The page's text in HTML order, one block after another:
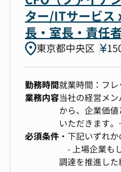
1件選択
年収
選択中の条件 すべてク
CFO（ファイナンス
1000万円以上〜上限
ター/ITサービス
長・室長・責任
東京都中央区
勤務時間就業時間：フ
業務内容当社の経営メ
から、企業価
いただきます。
（具体的な業務
必須条件 ・下記いずれ
- 上場企業も
調達を推進した